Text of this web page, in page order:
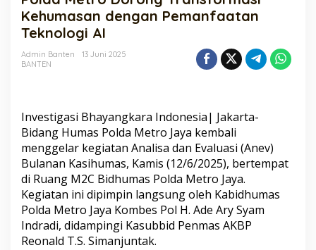
Transformasi
Kehumasan
Pemanfaatan
Kehumasan dengan Pemanfaatan
Teknologi AI
Admin Banten
13 Juni 2025
BANTEN
Investigasi Bhayangkara Indonesia| Jakarta-
Bidang Humas Polda Metro Jaya kembali
menggelar kegiatan Analisa dan Evaluasi (Anev)
Bulanan Kasihumas, Kamis (12/6/2025), bertempat
di Ruang M2C Bidhumas Polda Metro Jaya.
Kegiatan ini dipimpin langsung oleh Kabidhumas
Polda Metro Jaya Kombes Pol H. Ade Ary Syam
Indradi, didampingi Kasubbid Penmas AKBP
Reonald T.S. Simanjuntak.